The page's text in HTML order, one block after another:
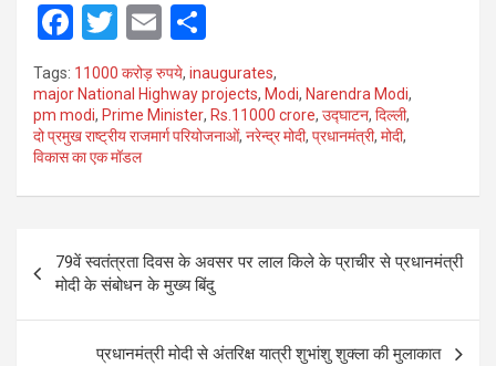
F
a
ce
b
o
o
T
wi
tt
er
E
m
ail ar
e
Tags: 11000 करोड़ रुपये, inaugurates,
major National Highway projects, Modi, Narendra Modi,
pm modi, Prime Minister, Rs.11000 crore, उद्घाटन, दिल्ली,
दो प्रमुख राष्ट्रीय राजमार्ग परियोजनाओं, नरेन्द्र मोदी, प्रधानमंत्री, मोदी,
विकास का एक मॉडल
navigation
79वें स्वतंत्रता दिवस के अवसर पर लाल किले के प्राचीर से प्रधानमंत्री
मोदी के संबोधन के मुख्य बिंदु
प्रधानमंत्री मोदी से अंतरिक्ष यात्री शुभांशु शुक्ला की मुलाकात